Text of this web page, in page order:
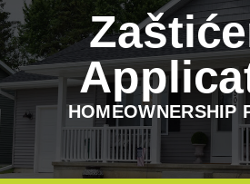
HOMEOWNERSHIP